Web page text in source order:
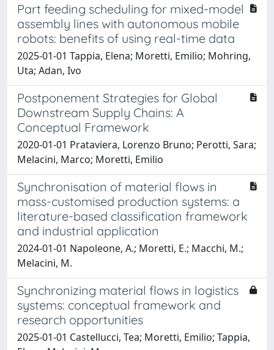
Part feeding scheduling for mixed-model
assembly lines with autonomous mobile
robots: benefits of using real-time data
2025-01-01 Tappia, Elena; Moretti, Emilio; Mohring,
Uta; Adan, Ivo
Postponement Strategies for Global
Downstream Supply Chains: A
Conceptual Framework
2020-01-01 Prataviera, Lorenzo Bruno; Perotti, Sara;
Melacini, Marco; Moretti, Emilio
Synchronisation of material flows in
mass-customised production systems: a
literature-based classification framework
and industrial application
2024-01-01 Napoleone, A.; Moretti, E.; Macchi, M.;
Melacini, M.
Synchronizing material flows in logistics
systems: conceptual framework and
research opportunities
2025-01-01 Castellucci, Tea; Moretti, Emilio; Tappia,